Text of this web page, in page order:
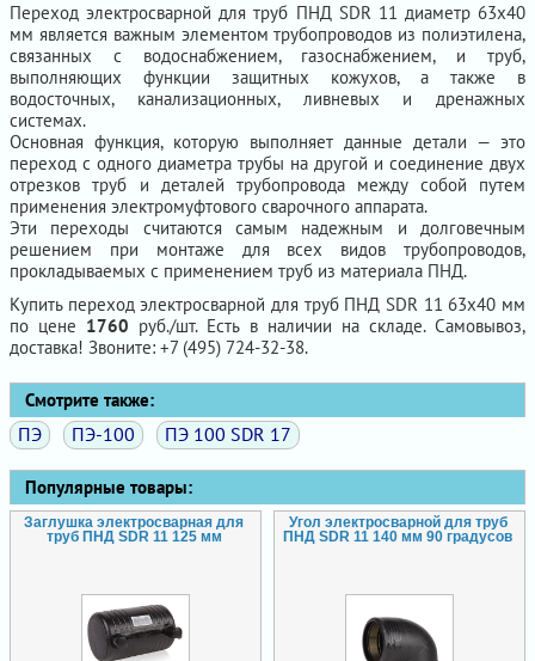
Переход электросварной для труб ПНД SDR 11 диаметр 63х40
мм является важным элементом трубопроводов из полиэтилена,
связанных с водоснабжением, газоснабжением, и труб,
выполняющих функции защитных кожухов, а также в
водосточных, канализационных, ливневых и дренажных
системах.
Основная функция, которую выполняет данные детали — это
переход с одного диаметра трубы на другой и соединение двух
отрезков труб и деталей трубопровода между собой путем
применения электромуфтового сварочного аппарата.
Эти переходы считаются самым надежным и долговечным
решением при монтаже для всех видов трубопроводов,
прокладываемых с применением труб из материала ПНД.
Купить переход электросварной для труб ПНД SDR 11 63х40 мм
по цене 1760 руб./шт. Есть в наличии на складе. Самовывоз,
доставка! Звоните: +7 (495) 724-32-38.
Смотрите также:
ПЭ ПЭ-100 ПЭ 100 SDR 17
Популярные товары:
Заглушка электросварная для
труб ПНД SDR 11 125 мм
Угол электросварной для труб
ПНД SDR 11 140 мм 90 градусов